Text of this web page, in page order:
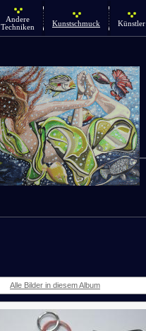
Andere
Techniken
Kunstschmuck Künstler
Alle Bilder in diesem Album